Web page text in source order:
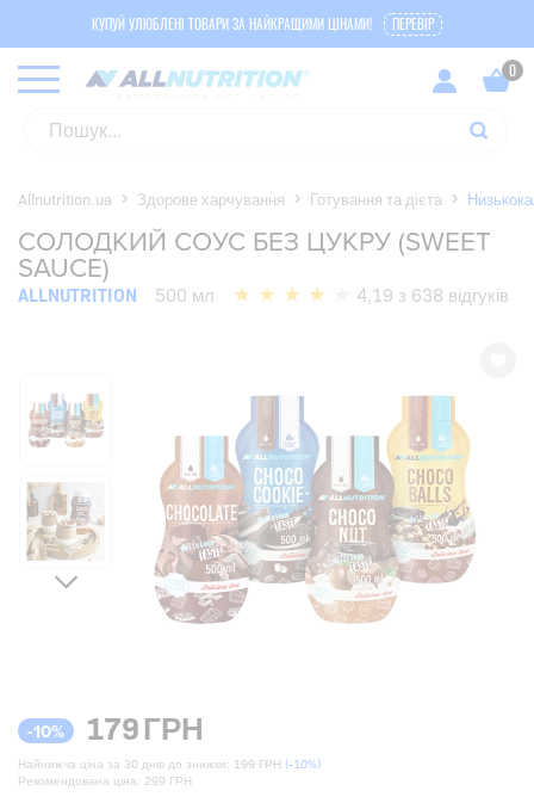
КУПУЙ УЛЮБЛЕНІ ТОВАРИ ЗА НАЙКРАЩИМИ ЦІНАМИ! ПЕРЕВІР
Allnutrition.ua Здорове харчування Готування та дієта
СОЛОДКИЙ СОУС БЕЗ ЦУКРУ (SWEET
SAUCE)
ALLNUTRITION 500 мл 4,19 з 638 відгуків
-10% 179ГРН
Найнижча ціна за 30 днів до знижки: 199 ГРН (-10%)
Рекомендована ціна: 299 ГРН